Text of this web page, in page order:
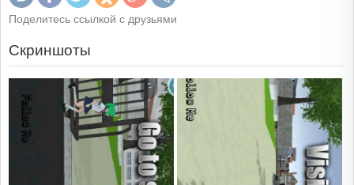
Поделитесь ссылкой с друзьями
Скриншоты